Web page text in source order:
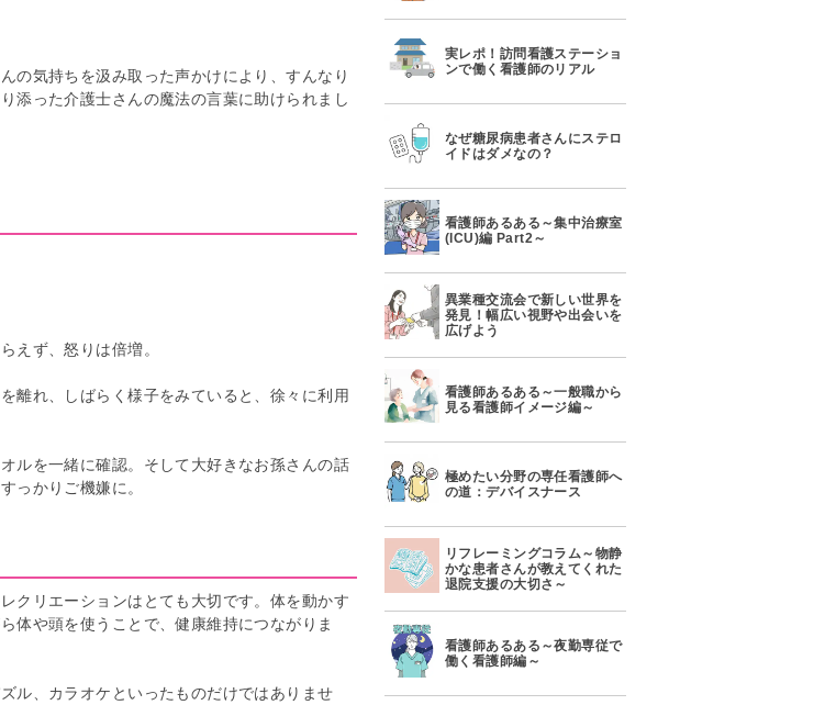
の気持ちを汲み取った声かけにより、すんなり
添った介護士さんの魔法の言葉に助けられまし
えず、怒りは倍増。
離れ、しばらく様子をみていると、徐々に利用
ルを一緒に確認。そして大好きなお孫さんの話
っかりご機嫌に。
クリエーションはとても大切です。体を動かす
体や頭を使うことで、健康維持につながりま
ル、カラオケといったものだけではありませ
実レポ！訪問看護ステーショ
ンで働く看護師のリアル
なぜ糖尿病患者さんにステロ
イドはダメなの？
看護師あるある～集中治療室
(ICU)編 Part2～
異業種交流会で新しい世界を
発見！幅広い視野や出会いを
広げよう
看護師あるある～一般職から
見る看護師イメージ編～
極めたい分野の専任看護師へ
の道：デバイスナース
リフレーミングコラム～物静
かな患者さんが教えてくれた
退院支援の大切さ～
看護師あるある～夜勤専従で
働く看護師編～